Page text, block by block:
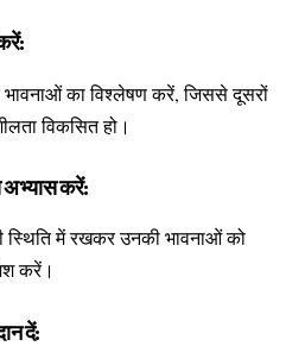
का विश्लेषण करें, जिससे दूसरों
विकसित हो।
अभ्यास करें:
स्थिति में रखकर उनकी भावनाओं को
करें।
दें: